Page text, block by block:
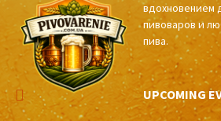
вдохновением
пивоваров и
пива.
UPCOMING